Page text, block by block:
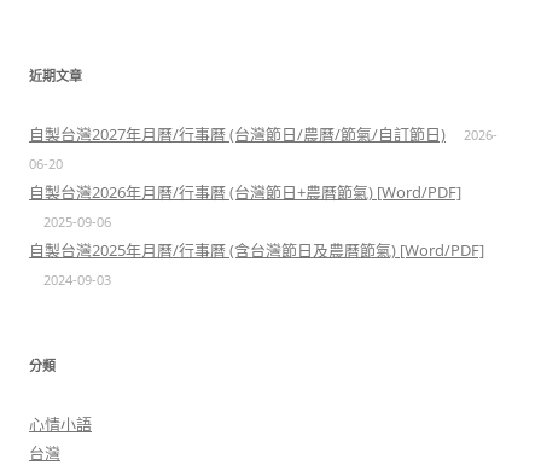
近期文章
自製台灣2027年月曆/行事曆 (台灣節日/農曆/節氣/自訂節日)
2026-
06-20
自製台灣2026年月曆/行事曆 (台灣節日+農曆節氣) [Word/PDF]
2025-09-06
自製台灣2025年月曆/行事曆 (含台灣節日及農曆節氣) [Word/PDF]
2024-09-03
分類
心情小語
台灣